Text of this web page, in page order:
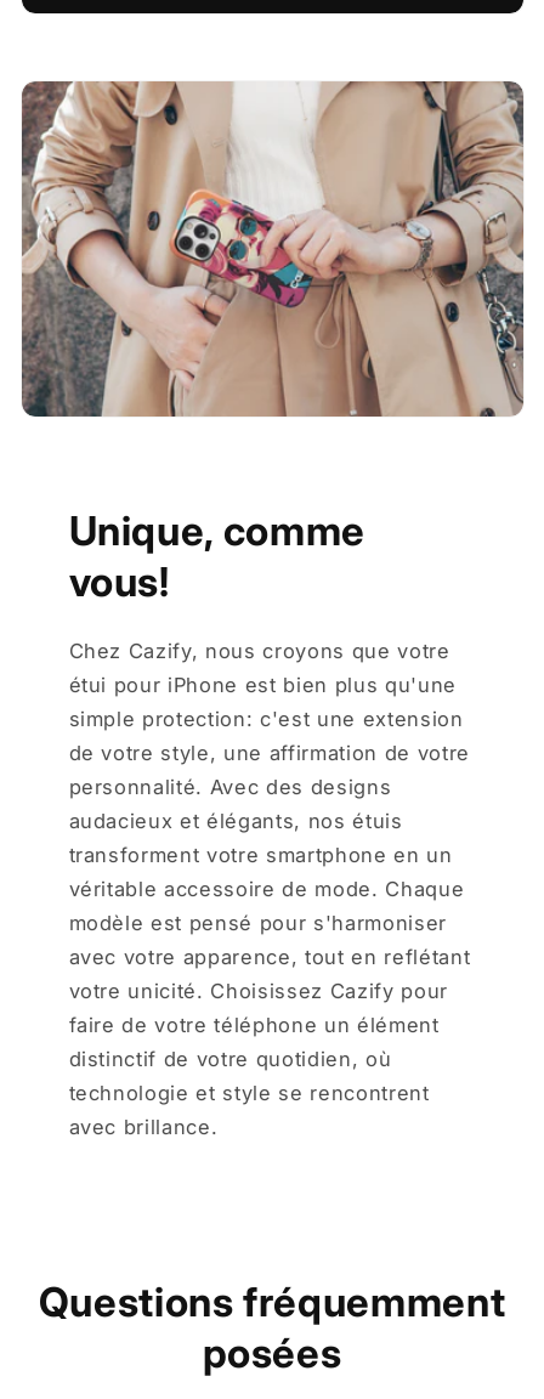
Unique, comme
vous!
Chez Cazify, nous croyons que votre
étui pour iPhone est bien plus qu'une
simple protection: c'est une extension
de votre style, une affirmation de votre
personnalité. Avec des designs
audacieux et élégants, nos étuis
transforment votre smartphone en un
véritable accessoire de mode. Chaque
modèle est pensé pour s'harmoniser
avec votre apparence, tout en reflétant
votre unicité. Choisissez Cazify pour
faire de votre téléphone un élément
distinctif de votre quotidien, où
technologie et style se rencontrent
avec brillance.
Questions fréquemment
posées